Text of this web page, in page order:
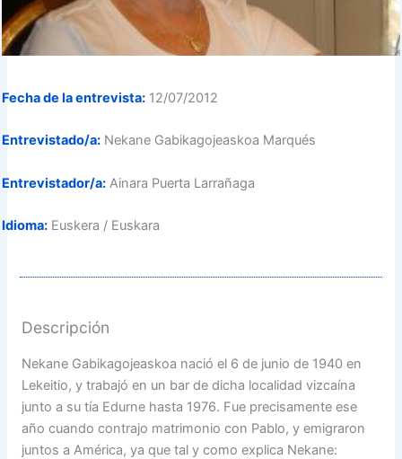
Fecha de la entrevista: 12/07/2012
Entrevistado/a: Nekane Gabikagojeaskoa Marqués
Entrevistador/a: Ainara Puerta Larrañaga
Idioma: Euskera / Euskara
Descripción
Nekane Gabikagojeaskoa nació el 6 de junio de 1940 en
Lekeitio, y trabajó en un bar de dicha localidad vizcaína
junto a su tía Edurne hasta 1976. Fue precisamente ese
año cuando contrajo matrimonio con Pablo, y emigraron
juntos a América, ya que tal y como explica Nekane: